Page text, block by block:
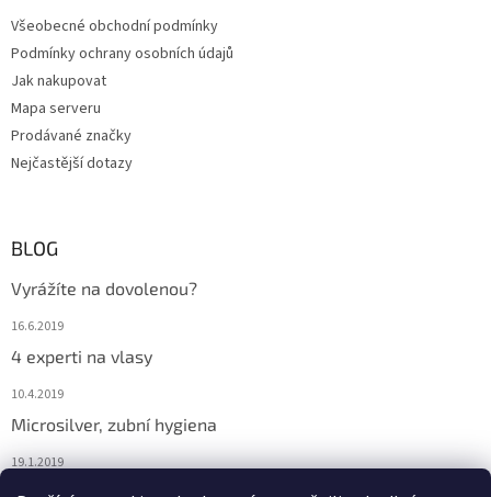
Všeobecné obchodní podmínky
Podmínky ochrany osobních údajů
Jak nakupovat
Mapa serveru
Prodávané značky
Nejčastější dotazy
BLOG
Vyrážíte na dovolenou?
16.6.2019
4 experti na vlasy
10.4.2019
Microsilver, zubní hygiena
19.1.2019
Nemáte překyselený organismus?